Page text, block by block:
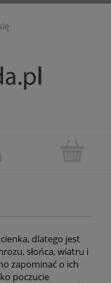
dlatego jest
słońca, wiatru i
zapominać o ich
poczucie